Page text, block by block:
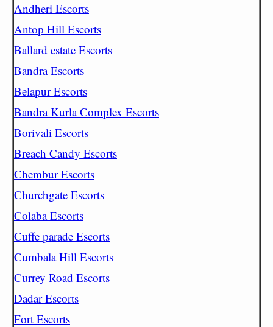
Andheri Escorts
Antop Hill Escorts
Ballard estate Escorts
Bandra Escorts
Belapur Escorts
Bandra Kurla Complex Escorts
Borivali Escorts
Breach Candy Escorts
Chembur Escorts
Churchgate Escorts
Colaba Escorts
Cuffe parade Escorts
Cumbala Hill Escorts
Currey Road Escorts
Dadar Escorts
Fort Escorts